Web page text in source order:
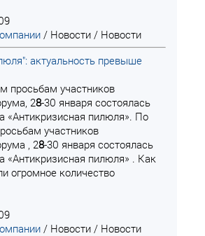
/ Новости / Новости
актуальность превыше
просьбам участников
28-30 января состоялась
«Антикризисная пилюля». По
участников
, 28-30 января состоялась
«Антикризисная пилюля» . Как
огромное количество
/ Новости / Новости